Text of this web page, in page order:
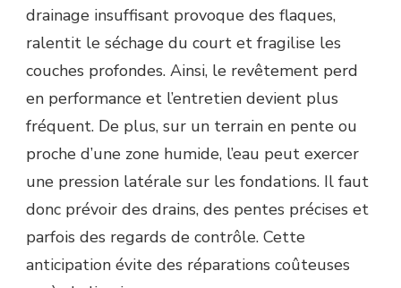
drainage insuffisant provoque des flaques,
ralentit le séchage du court et fragilise les
couches profondes. Ainsi, le revêtement perd
en performance et l’entretien devient plus
fréquent. De plus, sur un terrain en pente ou
proche d’une zone humide, l’eau peut exercer
une pression latérale sur les fondations. Il faut
donc prévoir des drains, des pentes précises et
parfois des regards de contrôle. Cette
anticipation évite des réparations coûteuses